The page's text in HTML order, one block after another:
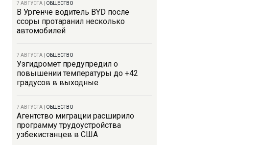
7 АВГУСТА ОБЩЕСТВО
В Ургенче водитель BYD после
ссоры протаранил несколько
автомобилей
7 АВГУСТА ОБЩЕСТВО
Узгидромет предупредил о
повышении температуры до +42
градусов в выходные
7 АВГУСТА ОБЩЕСТВО
Агентство миграции расширило
программу трудоустройства
узбекистанцев в США